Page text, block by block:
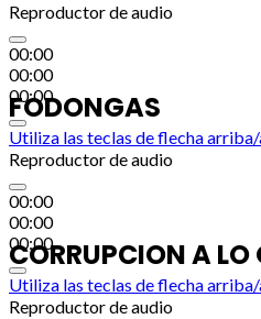
Reproductor de audio
00:00
00:00
00:00
Utiliza las teclas de flecha
FODONGAS
Reproductor de audio
00:00
00:00
00:00
Utiliza las teclas de flecha
CORRUPCION A
Reproductor de audio